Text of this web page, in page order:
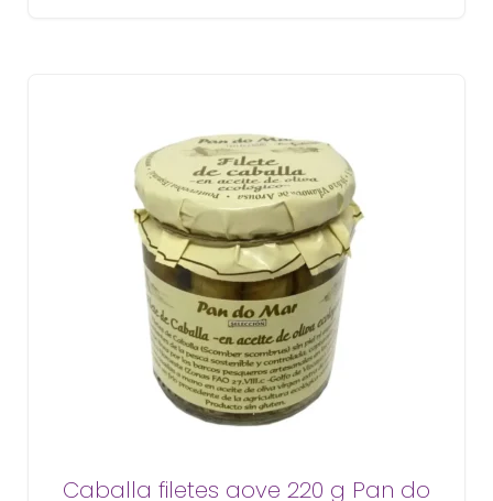
Caballa filetes aove 220 g Pan do